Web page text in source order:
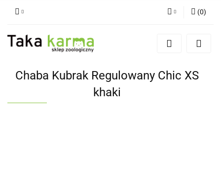
Zaloguj się
Zgody cookies
(0)
Chaba Kubrak Regulowany Chic XS
khaki